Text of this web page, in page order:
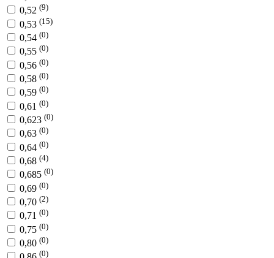
0,52 (9)
0,53 (15)
0,54 (0)
0,55 (0)
0,56 (0)
0,58 (0)
0,59 (0)
0,61 (0)
0,623 (0)
0,63 (0)
0,64 (0)
0,68 (4)
0,685 (0)
0,69 (0)
0,70 (2)
0,71 (0)
0,75 (0)
0,80 (0)
(0)